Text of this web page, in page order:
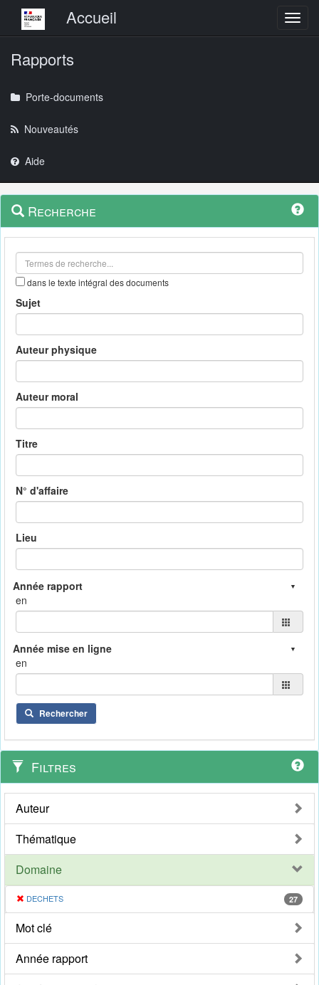
Menu principalAccueil
Rapports
Porte-documents
Nouveautés
Aide
Navigation
outils
Menu
contextuel
Recherche
dans le texte intégral des documents
Sujet
Auteur physique
Auteur moral
Titre
N° d'affaire
Lieu
en
en
Rechercher
Filtres
Auteur
Thématique
Domaine
DECHETS 27
Mot clé
Année rapport